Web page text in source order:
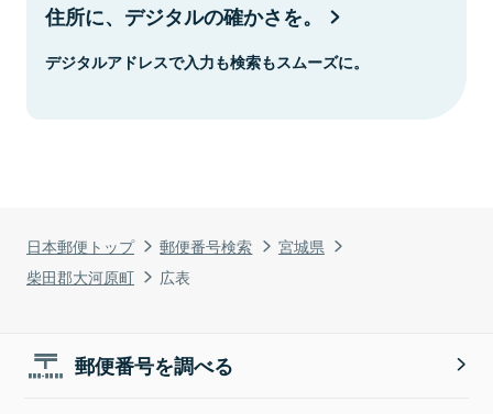
日本郵便トップ 郵便番号検索
宮城県
柴田郡大河原町
広表
住所に、デジタルの確かさを。
デジタルアドレスで入力も検索もスムーズに。
郵便番号を調べる